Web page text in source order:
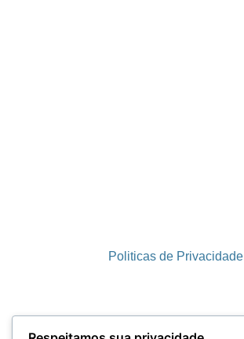
Politicas de Privacidade
Termos e Condições